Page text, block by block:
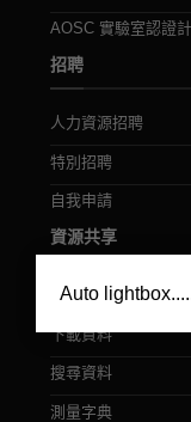
Auto
AOSC 實驗室認證
招聘
人力資源招聘
特別招聘
自我申請
資源共享
視頻資料
下載資料
搜尋資料
測量字典